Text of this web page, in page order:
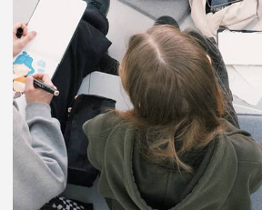
105 000 ₽/сем.
2 года 10 мес
ГРАФИЧЕСКИЙ ДИЗАЙН
105 000 ₽/сем.
2 года 10 мес
ДИЗАЙН ИНТЕРЬЕРА
105 000 ₽/сем.
2 года 10 мес
ДИЗАЙН (ПО ОТРАСЛЯМ)